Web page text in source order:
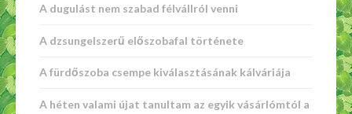
A dugulást nem szabad félvállról venni
A dzsungelszerű előszobafal története
A fürdőszoba csempe kiválasztásának kálváriája
A héten valami újat tanultam az egyik vásárlómtól a